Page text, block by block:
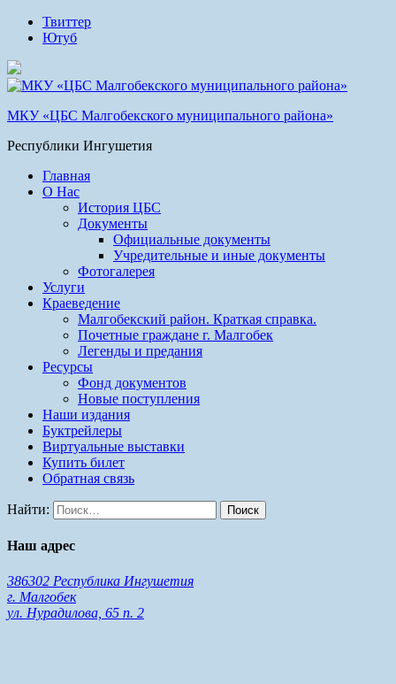
Твиттер
Ютуб
МКУ «ЦБС Малгобекского муниципального района»
Республики Ингушетия
Главная
О Нас
История ЦБС
Документы
Официальные документы
Учредительные и иные документы
Фотогалерея
Услуги
Краеведение
Малгобекский район. Краткая справка.
Почетные граждане г. Малгобек
Легенды и предания
Ресурсы
Фонд документов
Новые поступления
Наши издания
Буктрейлеры
Виртуальные выставки
Купить билет
Обратная связь
Найти:
Наш адрес
386302 Республика Ингушетия
г. Малгобек
ул. Нурадилова, 65 п. 2